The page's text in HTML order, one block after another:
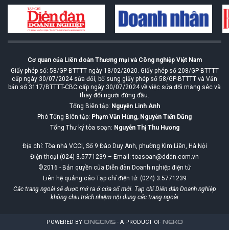
Cơ quan của Liên đoàn Thương mại và Công nghiệp Việt Nam
Giấy phép số: 58/GP-BTTTT ngày 18/02/2020. Giấy phép số 208/GP-BTTTT
cấp ngày 30/07/2024 sửa đổi, bổ sung giấy phép số 58/GP-BTTTT và Văn
bản số 3117/BTTTT-CBC cấp ngày 30/07/2024 về việc sửa đổi măng séc và
thay đổi người đứng đầu.
Tổng Biên tập: Nguyễn Linh Anh
Phó Tổng Biên tập: Phạm Văn Hùng, Nguyễn Tiến Dũng
Tổng Thư ký tòa soạn: Nguyễn Thị Thu Hương
Địa chỉ: Tòa nhà VCCI, Số 9 Đào Duy Anh, phường Kim Liên, Hà Nội
Điện thoại (024) 3.5771239 – Email: toasoan@dddn.com.vn
©2016 - Bản quyền của Diễn đàn Doanh nghiệp điện tử
Liên hệ quảng cáo Tạp chí điện tử: (024) 3.5771239
Các trang ngoài sẽ được mở ra ở cửa sổ mới. Tạp chí Diễn đàn Doanh nghiệp
không chịu trách nhiệm nội dung các trang ngoài
POWERED BY ONECMS- A PRODUCT OF NEKO